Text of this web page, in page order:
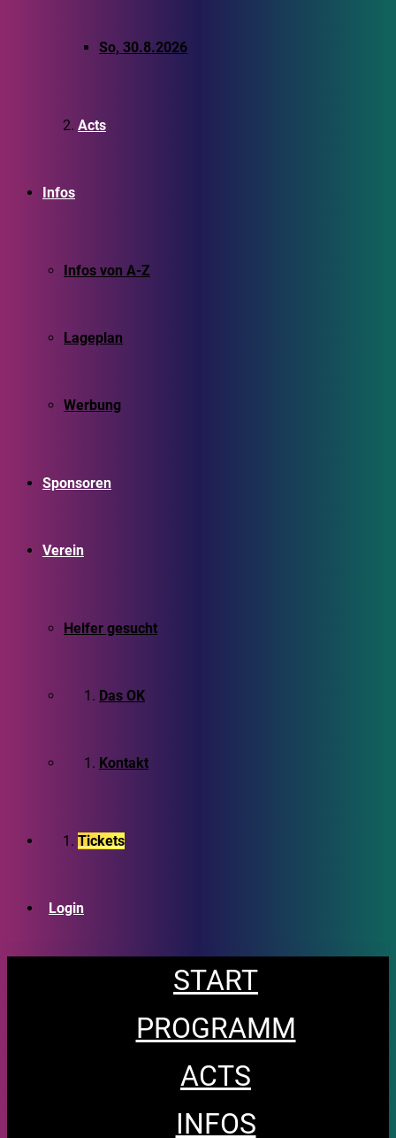
So, 30.8.2026
Acts
Infos
Infos von A-Z
Lageplan
Werbung
Sponsoren
Verein
Helfer gesucht
Das OK
Kontakt
Tickets
Login
START
PROGRAMM
ACTS
INFOS